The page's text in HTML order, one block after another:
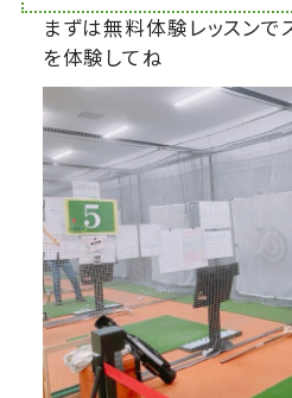
まずは無料体験レッスンで
を体験してね